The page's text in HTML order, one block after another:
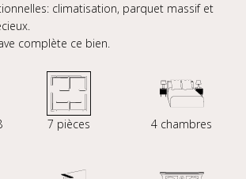
climatisation, parquet massif et
complète ce bien.
7 pièces 4 chambres